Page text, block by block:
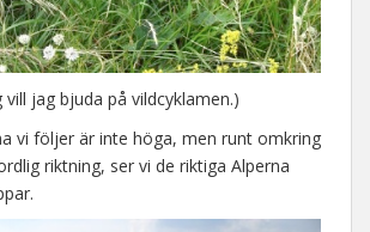
vill jag bjuda på vildcyklamen.)
vi följer är inte höga, men runt omkring
riktning, ser vi de riktiga Alperna